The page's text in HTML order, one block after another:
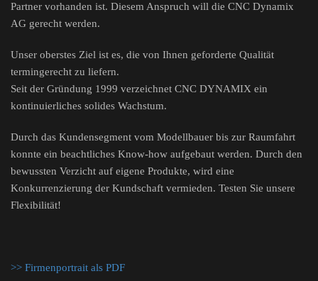
Partner vorhanden ist. Diesem Anspruch will die CNC Dynamix
AG gerecht werden.
Unser oberstes Ziel ist es, die von Ihnen geforderte Qualität
termingerecht zu liefern.
Seit der Gründung 1999 verzeichnet CNC DYNAMIX ein
kontinuierliches solides Wachstum.
Durch das Kundensegment vom Modellbauer bis zur Raumfahrt
konnte ein beachtliches Know-how aufgebaut werden. Durch den
bewussten Verzicht auf eigene Produkte, wird eine
Konkurrenzierung der Kundschaft vermieden. Testen Sie unsere
Flexibilität!
>> Firmenportrait als PDF